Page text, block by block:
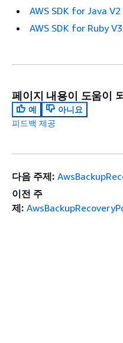
AWS SDK for Java V2
AWS SDK for Ruby V3
페이지 내용이 도움이
예
아니요
피드백 제공
다음 주제:
이전 주
제: